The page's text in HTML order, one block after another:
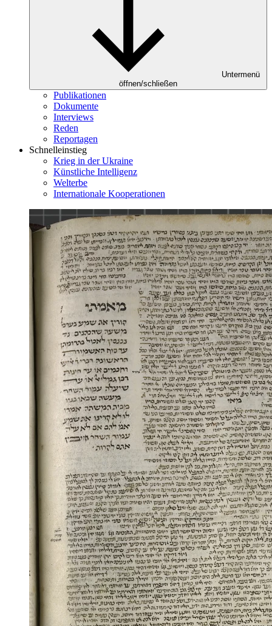
Untermenü
öffnen/schließen
Publikationen
Dokumente
Interviews
Reden
Reportagen
Schnelleinstieg
Krieg in der Ukraine
Künstliche Intelligenz
Welterbe
Internationale Kooperationen